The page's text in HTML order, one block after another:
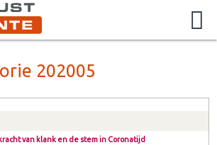
202005
van klank en de stem in Coronatijd